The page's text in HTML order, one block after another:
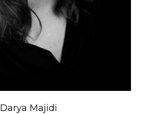
Darya Majidi